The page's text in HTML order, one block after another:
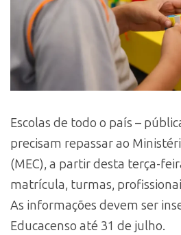
Escolas de todo o país –
precisam repassar ao
(MEC), a partir desta terça-
matrícula, turmas,
As informações devem ser
Educacenso até 31 de julho.